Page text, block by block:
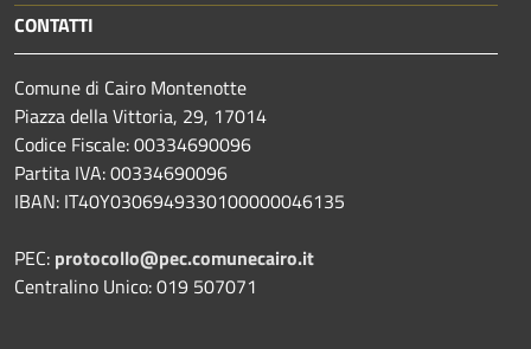
CONTATTI
Comune di Cairo Montenotte
Piazza della Vittoria, 29, 17014
Codice Fiscale: 00334690096
Partita IVA: 00334690096
IBAN: IT40Y0306949330100000046135
PEC: protocollo@pec.comunecairo.it
Centralino Unico: 019 507071